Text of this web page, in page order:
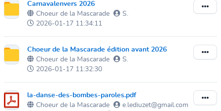
Carnavalenvers 2026
Choeur de la Mascarade
S.
2026-01-17 11:34:11
Choeur de la Mascarade édition avant 2026
Choeur de la Mascarade
S.
2026-01-17 11:32:30
la-danse-des-bombes-paroles.pdf
Choeur de la Mascarade
e.lediuzet@gmail.com